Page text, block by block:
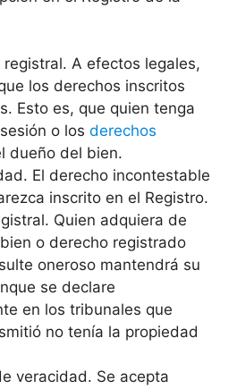
A efectos legales,
los derechos inscritos
Esto es, que quien tenga
o los derechos
dueño del bien.
El derecho incontestable
inscrito en el Registro.
Quien adquiera de
o derecho registrado
oneroso mantendrá su
se declare
en los tribunales que
no tenía la propiedad
veracidad. Se acepta